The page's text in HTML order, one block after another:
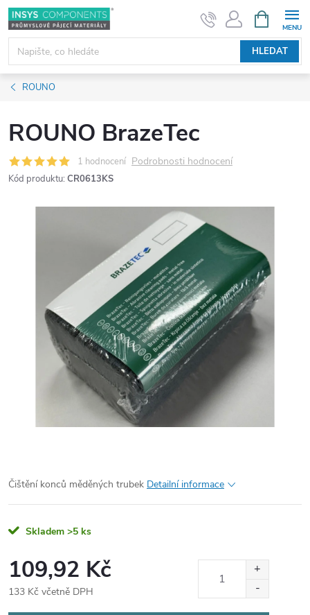
Přejít
na
obsah
HLEDAT
NÁKUPNÍ
KOŠÍK
ROUNO
ROUNO BrazeTec
1 hodnocení Podrobnosti hodnocení
Kód produktu: CR0613KS
Čištění konců měděných trubek Detailní informace
Skladem >5 ks
109,92 Kč
133 Kč včetně DPH